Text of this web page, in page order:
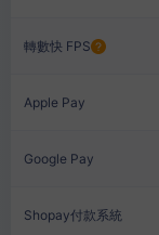
轉數快 FPS
Apple Pay
Google Pay
Shopay付款系統